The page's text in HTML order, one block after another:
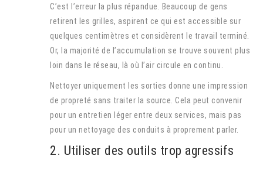
C’est l’erreur la plus répandue. Beaucoup de gens
retirent les grilles, aspirent ce qui est accessible sur
quelques centimètres et considèrent le travail terminé.
Or, la majorité de l’accumulation se trouve souvent plus
loin dans le réseau, là où l’air circule en continu.
Nettoyer uniquement les sorties donne une impression
de propreté sans traiter la source. Cela peut convenir
pour un entretien léger entre deux services, mais pas
pour un nettoyage des conduits à proprement parler.
2. Utiliser des outils trop agressifs